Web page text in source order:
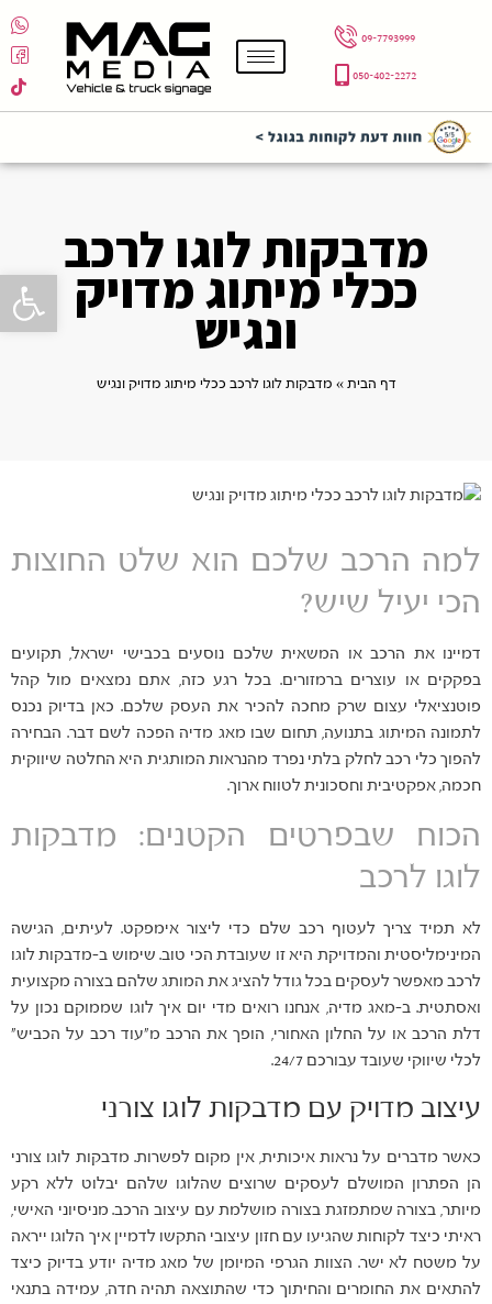
פתח
09-7793999
050-402-2272
מדבקות לוגו לרכב
ככלי מיתוג מדויק
ונגיש
דף הבית » מדבקות לוגו לרכב ככלי מיתוג מדויק ונגיש
למה הרכב שלכם הוא שלט החוצות
הכי יעיל שיש?
דמיינו את הרכב או המשאית שלכם נוסעים בכבישי ישראל, תקועים
בפקקים או עוצרים ברמזורים. בכל רגע כזה, אתם נמצאים מול קהל
פוטנציאלי עצום שרק מחכה להכיר את העסק שלכם. כאן בדיוק נכנס
לתמונה המיתוג בתנועה, תחום שבו מאג מדיה הפכה לשם דבר. הבחירה
להפוך כלי רכב לחלק בלתי נפרד מהנראות המותגית היא החלטה שיווקית
חכמה, אפקטיבית וחסכונית לטווח ארוך.
הכוח שבפרטים הקטנים: מדבקות
לוגו לרכב
לא תמיד צריך לעטוף רכב שלם כדי ליצור אימפקט. לעיתים, הגישה
המינימליסטית והמדויקת היא זו שעובדת הכי טוב. שימוש ב-מדבקות לוגו
לרכב מאפשר לעסקים בכל גודל להציג את המותג שלהם בצורה מקצועית
ואסתטית. ב-מאג מדיה, אנחנו רואים מדי יום איך לוגו שממוקם נכון על
דלת הרכב או על החלון האחורי, הופך את הרכב מ"עוד רכב על הכביש"
לכלי שיווקי שעובד עבורכם 24/7.
עיצוב מדויק עם מדבקות לוגו צורני
כאשר מדברים על נראות איכותית, אין מקום לפשרות. מדבקות לוגו צורני
הן הפתרון המושלם לעסקים שרוצים שהלוגו שלהם יבלוט ללא רקע
מיותר, בצורה שמתמזגת בצורה מושלמת עם עיצוב הרכב. מניסיוני האישי,
ראיתי כיצד לקוחות שהגיעו עם חזון עיצובי התקשו לדמיין איך הלוגו ייראה
על משטח לא ישר. הצוות הגרפי המיומן של מאג מדיה יודע בדיוק כיצד
להתאים את החומרים והחיתוך כדי שהתוצאה תהיה חדה, עמידה בתנאי